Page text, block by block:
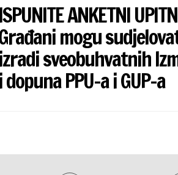
ISPUNITE ANKETNI
mogu
izradi sveobuhvatnih
i dopuna PPU-a i GUP-a